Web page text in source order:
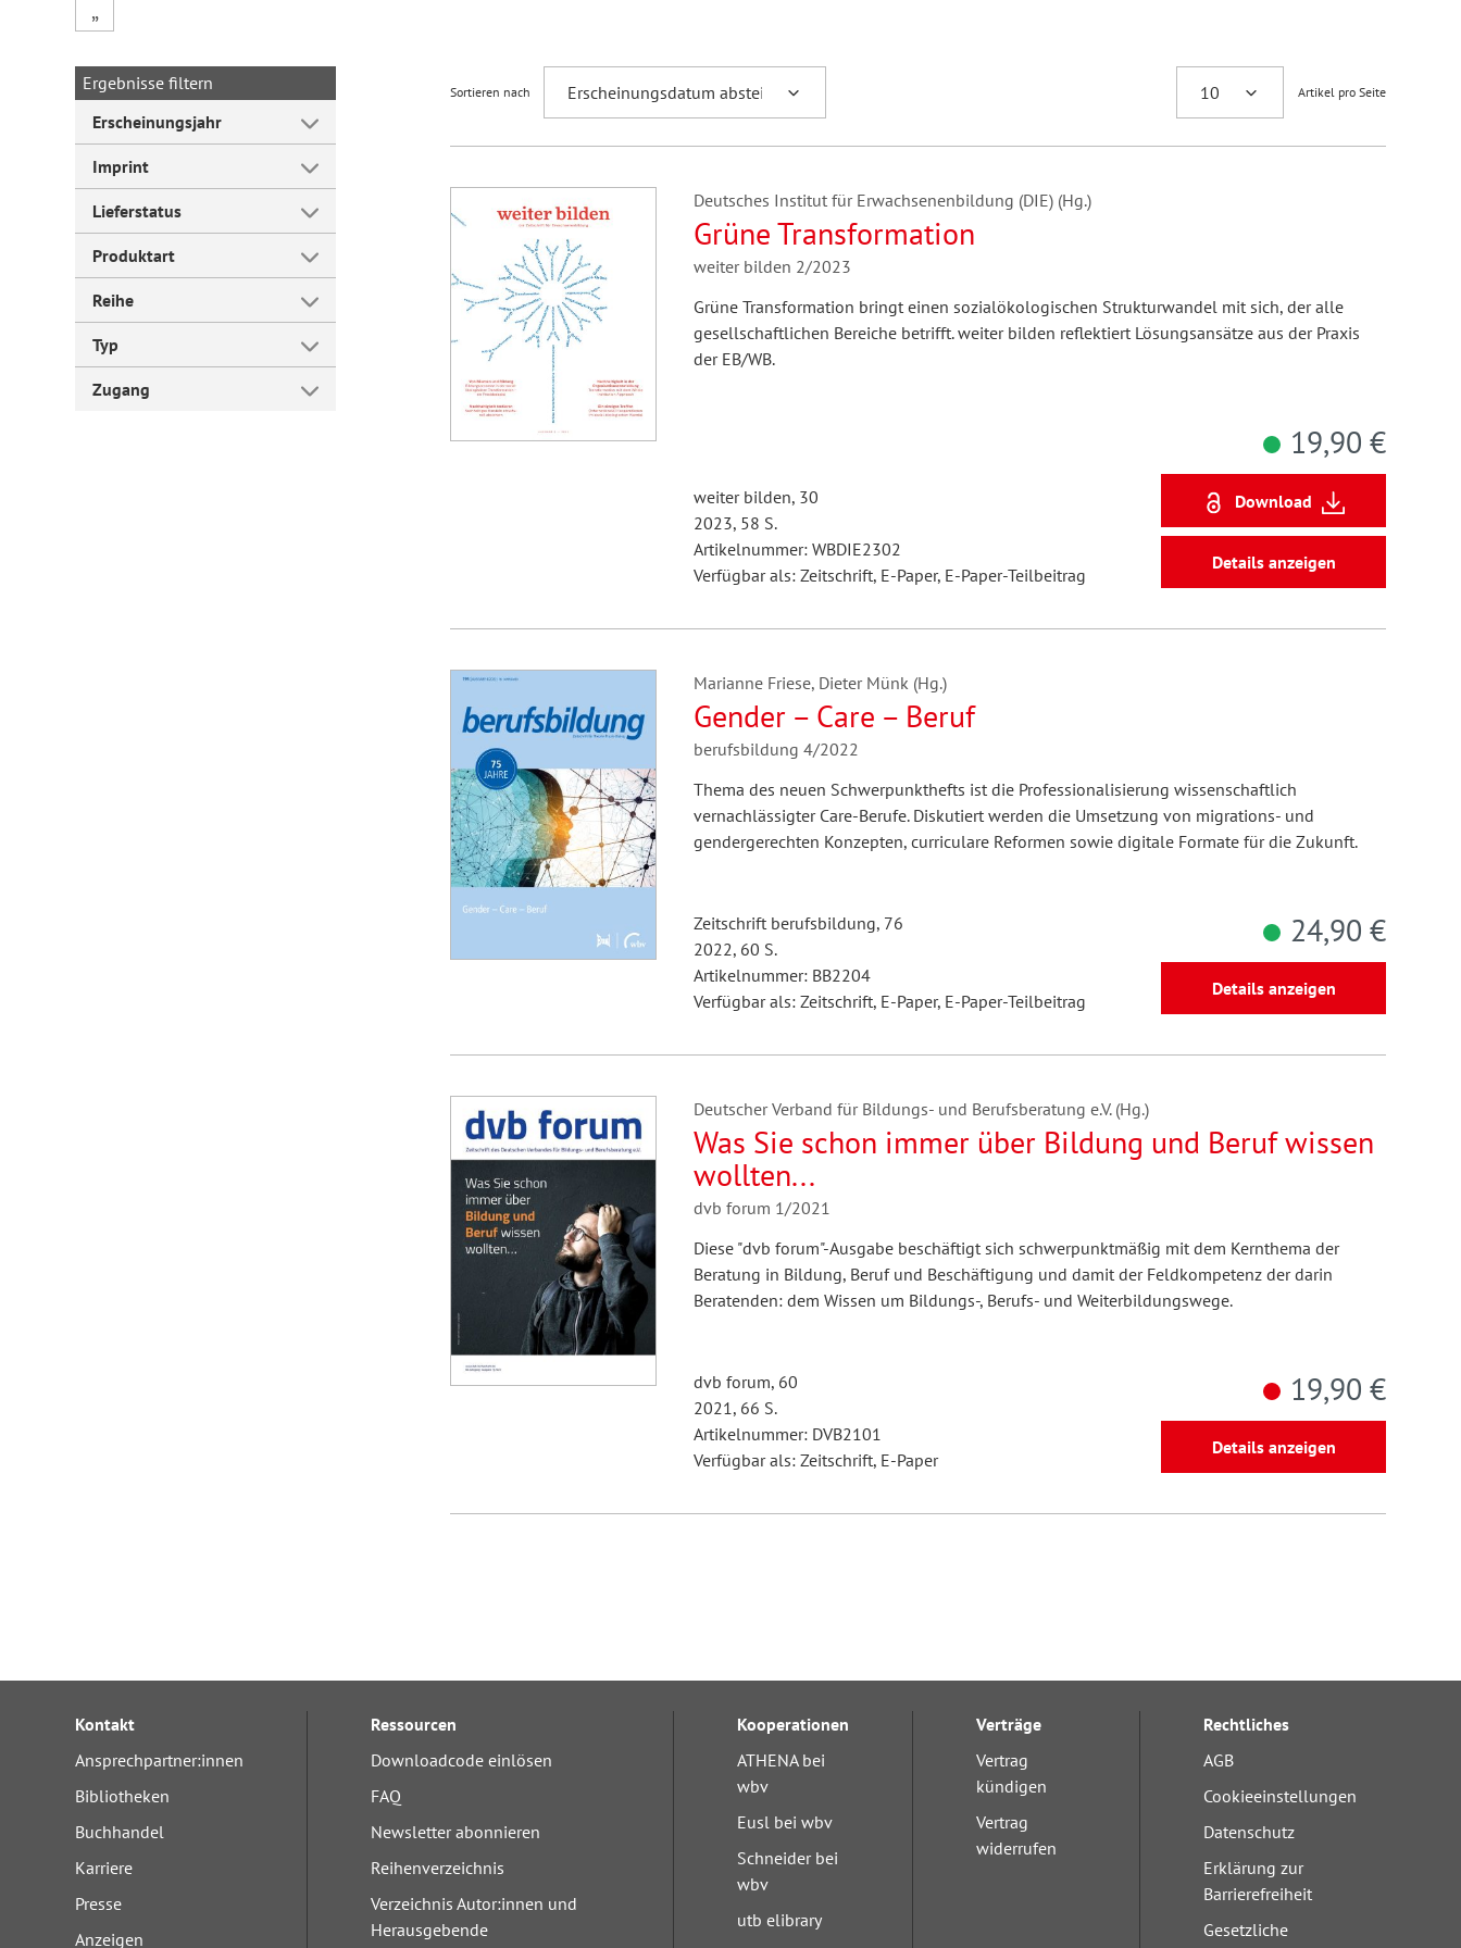
Forum Arbeitslehre
„
Ergebnisse filtern
Erscheinungsjahr
Imprint
Lieferstatus
Produktart
Reihe
Typ
Zugang
Sortieren nach Artikel pro Seite
Deutsches Institut für Erwachsenenbildung (DIE) (Hg.)
Grüne Transformation
weiter bilden 2/2023
Grüne Transformation bringt einen sozialökologischen Strukturwandel mit sich, der alle
gesellschaftlichen Bereiche betrifft. weiter bilden reflektiert Lösungsansätze aus der Praxis
der EB/WB.
weiter bilden, 30
2023, 58 S.
Artikelnummer: WBDIE2302
Verfügbar als: Zeitschrift, E-Paper, E-Paper-Teilbeitrag
19,90 €
Download
Details anzeigen
Marianne Friese, Dieter Münk (Hg.)
Gender – Care – Beruf
berufsbildung 4/2022
Thema des neuen Schwerpunkthefts ist die Professionalisierung wissenschaftlich
vernachlässigter Care-Berufe. Diskutiert werden die Umsetzung von migrations- und
gendergerechten Konzepten, curriculare Reformen sowie digitale Formate für die Zukunft.
Zeitschrift berufsbildung, 76
2022, 60 S.
Artikelnummer: BB2204
Verfügbar als: Zeitschrift, E-Paper, E-Paper-Teilbeitrag
24,90 €
Details anzeigen
Deutscher Verband für Bildungs- und Berufsberatung e.V. (Hg.)
Was Sie schon immer über Bildung und Beruf wissen
wollten...
dvb forum 1/2021
Diese "dvb forum"-Ausgabe beschäftigt sich schwerpunktmäßig mit dem Kernthema der
Beratung in Bildung, Beruf und Beschäftigung und damit der Feldkompetenz der darin
Beratenden: dem Wissen um Bildungs-, Berufs- und Weiterbildungswege.
dvb forum, 60
2021, 66 S.
Artikelnummer: DVB2101
Verfügbar als: Zeitschrift, E-Paper
19,90 €
Details anzeigen
Kontakt
Ansprechpartner:innen
Bibliotheken
Buchhandel
Karriere
Presse
Anzeigen
Ressourcen
Downloadcode einlösen
FAQ
Newsletter abonnieren
Reihenverzeichnis
Verzeichnis Autor:innen und
Herausgebende
Kooperationen
ATHENA bei
wbv
Eusl bei wbv
Schneider bei
wbv
utb elibrary
Verträge
Vertrag
kündigen
Vertrag
widerrufen
Rechtliches
AGB
Cookieeinstellungen
Datenschutz
Erklärung zur
Barrierefreiheit
Gesetzliche